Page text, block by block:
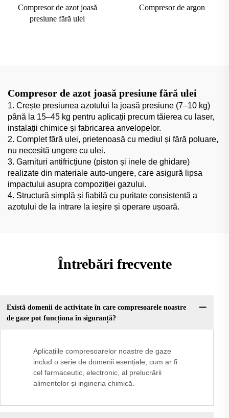
Compresor de azot joasă
presiune fără ulei
Compresor de argon
Compresor de azot joasă presiune fără ulei
1. Crește presiunea azotului la joasă presiune (7–10 kg)
până la 15–45 kg pentru aplicații precum tăierea cu laser,
instalații chimice și fabricarea anvelopelor.
2. Complet fără ulei, prietenoasă cu mediul și fără poluare,
nu necesită ungere cu ulei.
3. Garnituri antifricțiune (piston și inele de ghidare)
realizate din materiale auto-ungere, care asigură lipsa
impactului asupra compoziției gazului.
4. Structură simplă și fiabilă cu puritate consistentă a
azotului de la intrare la ieșire și operare ușoară.
Întrebări frecvente
Există domenii de activitate în care compresoarele noastre
de gaze pot funcționa în siguranță?
Aplicațiile compresoarelor noastre de gaze
includ o serie de domenii esențiale, cum ar fi
cel farmaceutic, electronic, al prelucrării
alimentelor și ingineria chimică.